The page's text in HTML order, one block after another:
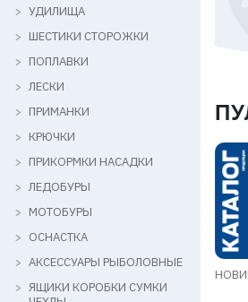
УДИЛИЩА
ШЕСТИКИ СТОРОЖКИ
ПОПЛАВКИ
ЛЕСКИ
ПРИМАНКИ
КРЮЧКИ
ПРИКОРМКИ НАСАДКИ
ЛЕДОБУРЫ
МОТОБУРЫ
ОСНАСТКА
АКСЕССУАРЫ РЫБОЛОВНЫЕ
ЯЩИКИ КОРОБКИ СУМКИ